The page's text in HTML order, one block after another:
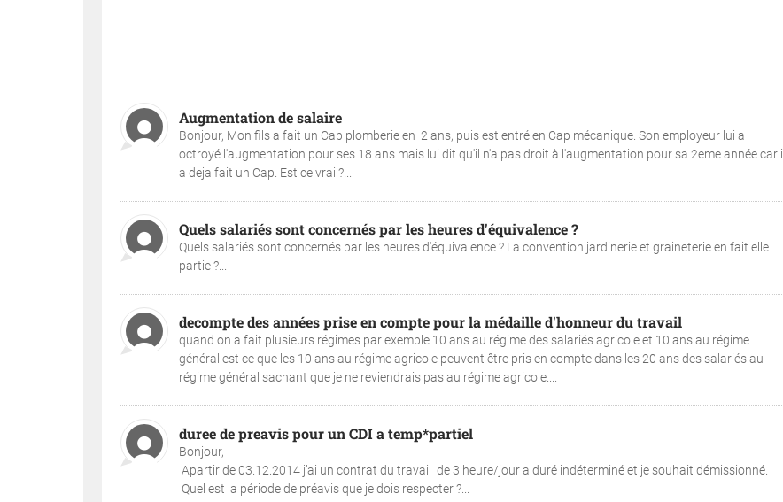
Augmentation de salaire
Bonjour, Mon fils a fait un Cap plomberie en 2 ans, puis est entré en Cap mécanique. Son employeur lui a
octroyé l'augmentation pour ses 18 ans mais lui dit qu'il n'a pas droit à l'augmentation pour sa 2eme année car il
a deja fait un Cap. Est ce vrai ?...
Quels salariés sont concernés par les heures d'équivalence ?
Quels salariés sont concernés par les heures d'équivalence ? La convention jardinerie et graineterie en fait elle
partie ?...
decompte des années prise en compte pour la médaille d'honneur du travail
quand on a fait plusieurs régimes par exemple 10 ans au régime des salariés agricole et 10 ans au régime
général est ce que les 10 ans au régime agricole peuvent être pris en compte dans les 20 ans des salariés au
régime général sachant que je ne reviendrais pas au régime agricole....
duree de preavis pour un CDI a temp*partiel
Bonjour,
Apartir de 03.12.2014 j’ai un contrat du travail de 3 heure/jour a duré indéterminé et je souhait démissionné.
Quel est la période de préavis que je dois respecter ?...